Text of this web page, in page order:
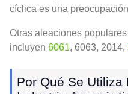
cíclica es una
Otras aleaciones
incluyen 6061, 6063, 2014,
Por Qué Se Utiliza